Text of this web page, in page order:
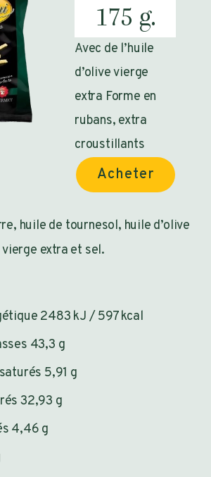
175 g.
Avec de l’huile
d’olive vierge
extra Forme en
rubans, extra
croustillants
Acheter
huile de tournesol, huile d’olive
vierge extra et sel.
2483 kJ / 597 kcal
43,3 g
5,91 g
32,93 g
4,46 g